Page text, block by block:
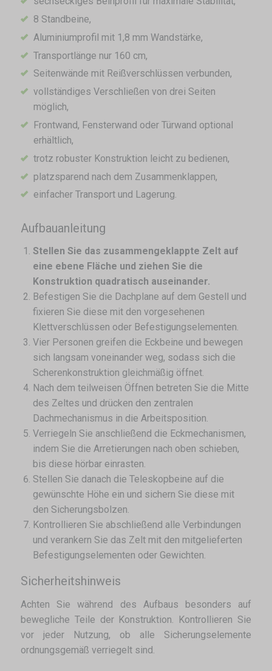
8 Standbeine,
Aluminiumprofil mit 1,8 mm Wandstärke,
Transportlänge nur 160 cm,
Seitenwände mit Reißverschlüssen verbunden,
vollständiges Verschließen von drei Seiten
möglich,
Frontwand, Fensterwand oder Türwand optional
erhältlich,
trotz robuster Konstruktion leicht zu bedienen,
platzsparend nach dem Zusammenklappen,
einfacher Transport und Lagerung.
Aufbauanleitung
Stellen Sie das zusammengeklappte Zelt auf
eine ebene Fläche und ziehen Sie die
Konstruktion quadratisch auseinander.
Befestigen Sie die Dachplane auf dem Gestell und
fixieren Sie diese mit den vorgesehenen
Klettverschlüssen oder Befestigungselementen.
Vier Personen greifen die Eckbeine und bewegen
sich langsam voneinander weg, sodass sich die
Scherenkonstruktion gleichmäßig öffnet.
Nach dem teilweisen Öffnen betreten Sie die Mitte
des Zeltes und drücken den zentralen
Dachmechanismus in die Arbeitsposition.
Verriegeln Sie anschließend die Eckmechanismen,
indem Sie die Arretierungen nach oben schieben,
bis diese hörbar einrasten.
Stellen Sie danach die Teleskopbeine auf die
gewünschte Höhe ein und sichern Sie diese mit
den Sicherungsbolzen.
Kontrollieren Sie abschließend alle Verbindungen
und verankern Sie das Zelt mit den mitgelieferten
Befestigungselementen oder Gewichten.
Sicherheitshinweis
Achten Sie während des Aufbaus besonders auf
bewegliche Teile der Konstruktion. Kontrollieren Sie
vor jeder Nutzung, ob alle Sicherungselemente
ordnungsgemäß verriegelt sind.